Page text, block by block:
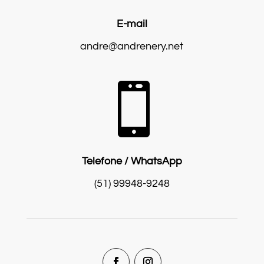
E-mail
andre@andrenery.net

Telefone / WhatsApp
(51) 99948-9248